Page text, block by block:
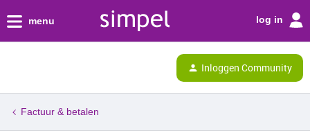
menu log in
Inloggen Community
Factuur & betalen